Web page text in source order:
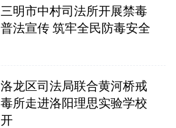
三明市中村司法所开展禁毒
普法宣传 筑牢全民防毒安全
洛龙区司法局联合黄河桥戒
毒所走进洛阳理思实验学校
开